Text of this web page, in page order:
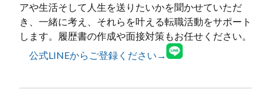
アや生活そして人生を送りたいかを聞かせていただ
き、一緒に考え、それらを叶える転職活動をサポート
します。履歴書の作成や面接対策もお任せください。
公式LINEからご登録ください→